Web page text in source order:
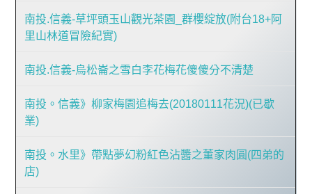
南投.信義-草坪頭玉山觀光茶園_群櫻綻放(附台18+阿
里山林道冒險紀實)
南投.信義-烏松崙之雪白李花梅花傻傻分不清楚
南投。信義》柳家梅園追梅去(20180111花況)(已歇
業)
南投。水里》帶點夢幻粉紅色沾醬之董家肉圓(四弟的
店)